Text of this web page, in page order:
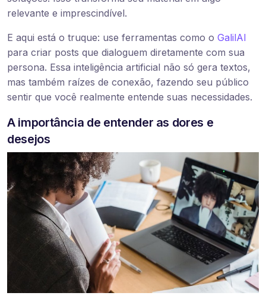
relevante e imprescindível.
E aqui está o truque: use ferramentas como o GalilAI
para criar posts que dialoguem diretamente com sua
persona. Essa inteligência artificial não só gera textos,
mas também raízes de conexão, fazendo seu público
sentir que você realmente entende suas necessidades.
A importância de entender as dores e
desejos